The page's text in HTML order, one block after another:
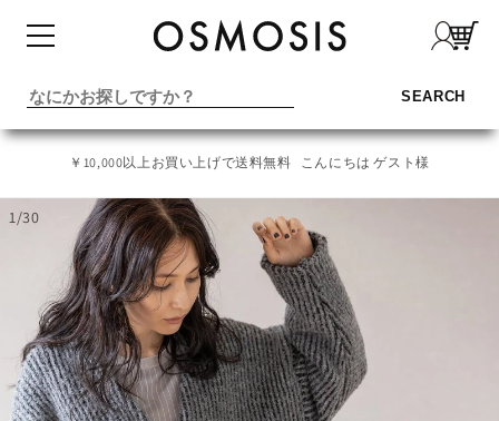
ンツに
進む
SEARCH
￥10,000以上お買い上げで送料無料 こんにちは ゲスト様
1/30